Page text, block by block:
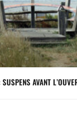
AVANT